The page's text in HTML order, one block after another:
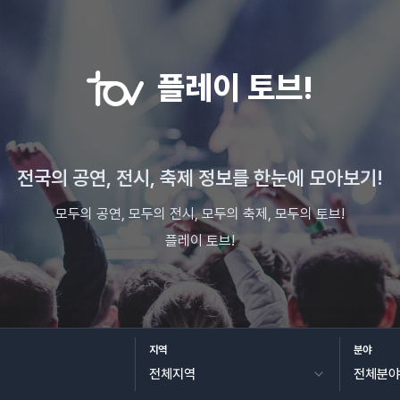
플레이 토브!
전국의 공연, 전시, 축제 정보를 한눈에 모아보기!
모두의 공연, 모두의 전시, 모두의 축제, 모두의 토브!
플레이 토브!
지역 분야